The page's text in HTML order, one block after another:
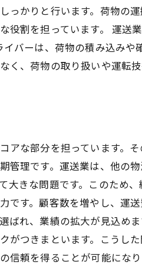
っかりと行います。荷物の
役割を担っています。 運
バーは、荷物の積み込み
く、荷物の取り扱いや運転
アな部分を担っています。
管理です。運送業は、他の
大きな問題です。このため
です。顧客数を増やし、運
ばれ、業績の拡大が見込め
がつきまといます。こうし
信頼を得ることが可能にな